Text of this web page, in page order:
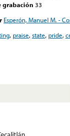
grabación 33
Esperón, Manuel M. -
, praise,state, pride,